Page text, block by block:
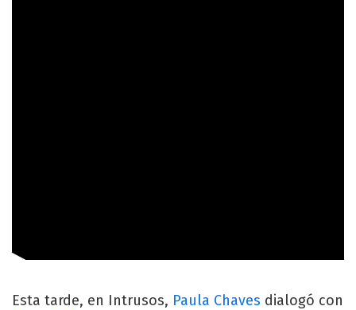
Esta tarde, en Intrusos, Paula Chaves dialogó con